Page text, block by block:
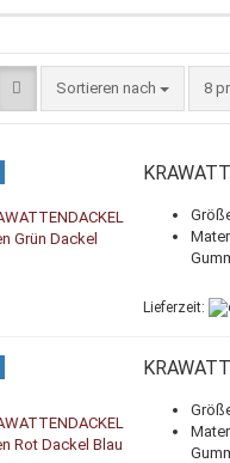
Sortieren nach
Sortieren nach 8
pro
Lieferzeit: